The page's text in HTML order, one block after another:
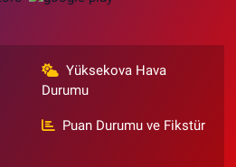
Yüksekova Hava
Durumu
Puan Durumu ve Fikstür